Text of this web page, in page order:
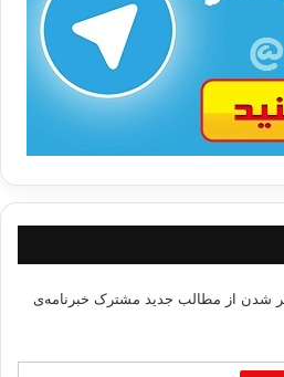
شدن از مطالب جدید مشترک خبرنامه‌ی